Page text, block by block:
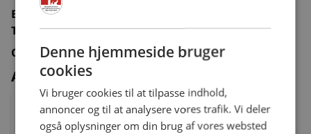
E-mail:
Tlf.:
Organisation:Kommunal
Administration
Daniel Thrysøe Birkkjær
Arbejdsmiljørepræsentant
Denne hjemmeside bruger
cookies
Vi bruger cookies til at tilpasse indhold,
annoncer og til at analysere vores trafik. Vi deler
også oplysninger om din brug af vores websted